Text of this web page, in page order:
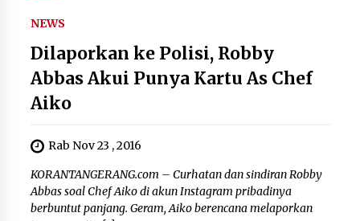
9 Kopi Botol Terbaik yang Praktis
untuk Menemani Aktivitas
NEWS
Dilaporkan ke Polisi, Robby
Abbas Akui Punya Kartu As Chef
Aiko
Rab Nov 23 , 2016
KORANTANGERANG.com – Curhatan dan sindiran Robby
Abbas soal Chef Aiko di akun Instagram pribadinya
berbuntut panjang. Geram, Aiko berencana melaporkan